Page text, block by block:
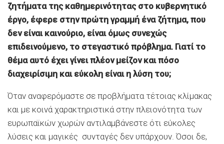
ζητήματα της καθημερινότητας στο κυβερνητικό
έργο, έφερε στην πρώτη γραμμή ένα ζήτημα, που
δεν είναι καινούριο, είναι όμως συνεχώς
επιδεινούμενο, το στεγαστικό πρόβλημα. Γιατί το
θέμα αυτό έχει γίνει πλέον μείζον και πόσο
διαχειρίσιμη και εύκολη είναι η λύση του;
Όταν αναφερόμαστε σε προβλήματα τέτοιας κλίμακας
και με κοινά χαρακτηριστικά στην πλειονότητα των
ευρωπαϊκών χωρών αντιλαμβάνεστε ότι εύκολες
λύσεις και μαγικές συνταγές δεν υπάρχουν. Όσοι δε,